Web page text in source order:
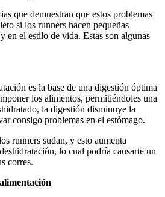
que demuestran que estos problemas
si los runners hacen pequeñas
en el estilo de vida. Estas son algunas
es la base de una digestión óptima
los alimentos, permitiéndoles una
la digestión disminuye la
consigo problemas en el estómago.
runners sudan, y esto aumenta
lo cual podría causarte un
corres.